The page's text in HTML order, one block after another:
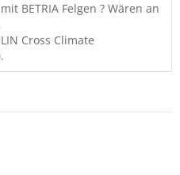
BETRIA Felgen ? Wären an
Cross Climate